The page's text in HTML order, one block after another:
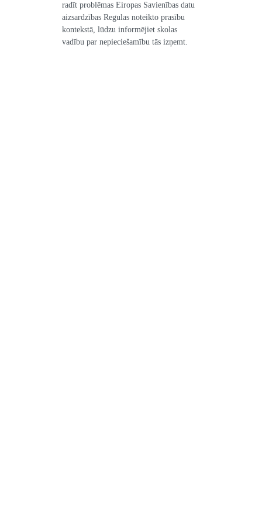
radīt problēmas Eiropas Savienības datu
aizsardzības Regulas noteikto prasību
kontekstā, lūdzu informējiet skolas
vadību par nepieciešamību tās izņemt.